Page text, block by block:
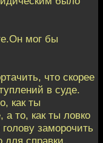
мог бы
что скорее
в суде.
как ты
а то, как ты ловко
заморочить
для справки,